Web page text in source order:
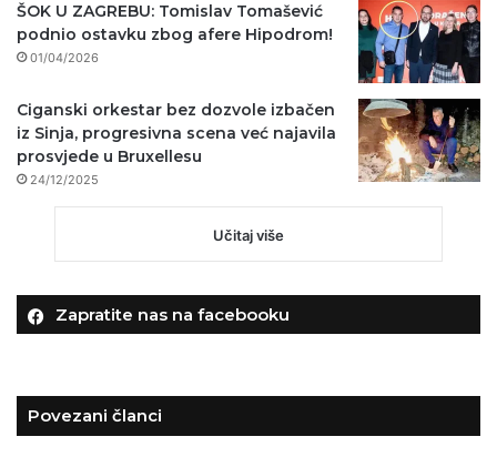
ŠOK U ZAGREBU: Tomislav Tomašević
podnio ostavku zbog afere Hipodrom!
01/04/2026
Ciganski orkestar bez dozvole izbačen
iz Sinja, progresivna scena već najavila
prosvjede u Bruxellesu
24/12/2025
Učitaj više
Zapratite nas na facebooku
Povezani članci